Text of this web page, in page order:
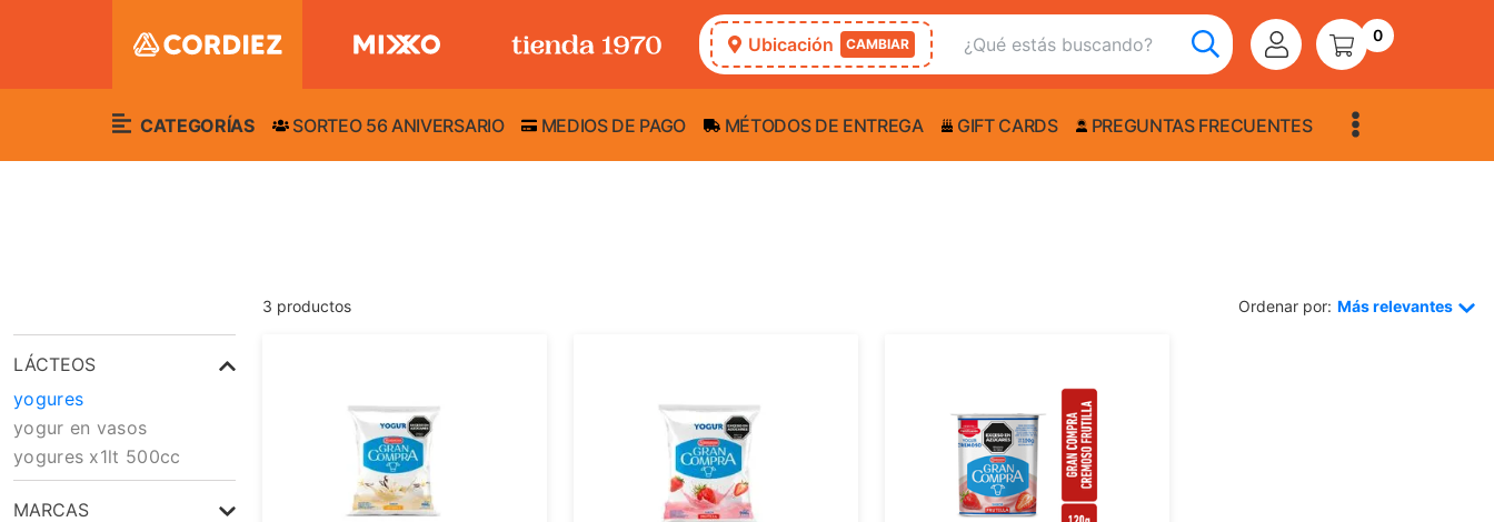
Ubicación CAMBIAR 0
CATEGORÍAS SORTEO 56 ANIVERSARIO MEDIOS DE PAGO MÉTODOS DE ENTREGA GIFT CARDS PREGUNTAS FRECUENTES
3 productos Ordenar por: Más relevantes
LÁCTEOS
yogures
yogur en vasos
yogures x1lt 500cc
MARCAS